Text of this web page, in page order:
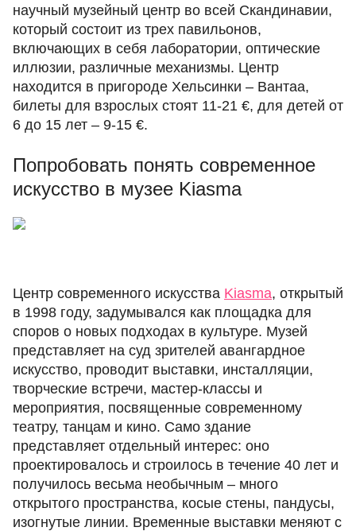
научный музейный центр во всей Скандинавии,
который состоит из трех павильонов,
включающих в себя лаборатории, оптические
иллюзии, различные механизмы. Центр
находится в пригороде Хельсинки – Вантаа,
билеты для взрослых стоят 11-21 €, для детей от
6 до 15 лет – 9-15 €.
Попробовать понять современное
искусство в музее Kiasma
Центр современного искусства Kiasma, открытый
в 1998 году, задумывался как площадка для
споров о новых подходах в культуре. Музей
представляет на суд зрителей авангардное
искусство, проводит выставки, инсталляции,
творческие встречи, мастер-классы и
мероприятия, посвященные современному
театру, танцам и кино. Само здание
представляет отдельный интерес: оно
проектировалось и строилось в течение 40 лет и
получилось весьма необычным – много
открытого пространства, косые стены, пандусы,
изогнутые линии. Временные выставки меняют с